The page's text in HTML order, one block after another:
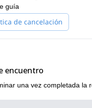
el aspecto de este viaje,
guía
de cancelación
encuentro
una vez completada la